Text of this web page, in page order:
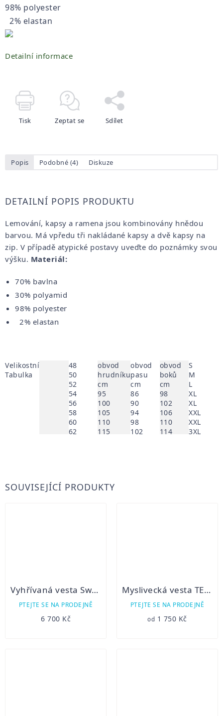
98% polyester
2% elastan
Detailní informace
Tisk Zeptat se Sdílet
Popis Podobné (4) Diskuze
DETAILNÍ POPIS PRODUKTU
Lemování, kapsy a ramena jsou kombinovány hnědou
barvou. Má vpředu tři nakládané kapsy a dvě kapsy na
zip. V případě atypické postavy uveďte do poznámky svou
výšku. Materiál:
70% bavlna
30% polyamid
98% polyester
2% elastan
Velikostní
Tabulka
48
50
52
54
56
58
60
62
obvod
hrudníku
cm
95
100
105
110
115
obvod
pasu
cm
86
90
94
98
102
obvod
boků
cm
98
102
106
110
114
S
M
L
XL
XL
XXL
XXL
3XL
SOUVISEJÍCÍ PRODUKTY
Vyhřívaná vesta Swedteam Alpha Light PRO M Heat green
PTEJTE SE NA PRODEJNĚ
6 700 Kč
Myslivecká vesta TESIL společenská
PTEJTE SE NA PRODEJNĚ
od 1 750 Kč